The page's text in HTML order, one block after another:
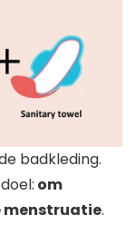
badkleding.
om
menstruatie.